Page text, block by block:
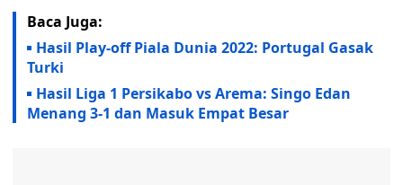
Baca Juga:
Hasil Play-off Piala Dunia 2022: Portugal Gasak
Turki
Hasil Liga 1 Persikabo vs Arema: Singo Edan
Menang 3-1 dan Masuk Empat Besar